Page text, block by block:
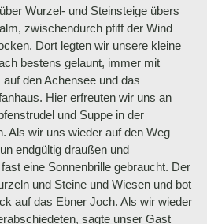
Wurzel- und Steinsteige übers
zwischendurch pfiff der Wind
Dort legten wir unsere kleine
bestens gelaunt, immer mit
den Achensee und das
Hier erfreuten wir uns an
und Suppe in der
Als wir uns wieder auf den Weg
endgültig draußen und
eine Sonnenbrille gebraucht. Der
und Steine und Wiesen und bot
auf das Ebner Joch. Als wir wieder
sagte unser Gast